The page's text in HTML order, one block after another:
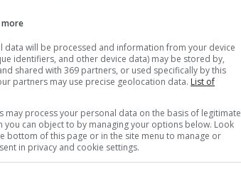
e
more
data will be processed and information from your device
identifiers, and other device data) may be stored by,
shared with 369 partners, or used specifically by this
partners may use precise geolocation data. List of
may process your personal data on the basis of legitimate
you can object to by managing your options below. Look
bottom of this page or in the site menu to manage or
in privacy and cookie settings.